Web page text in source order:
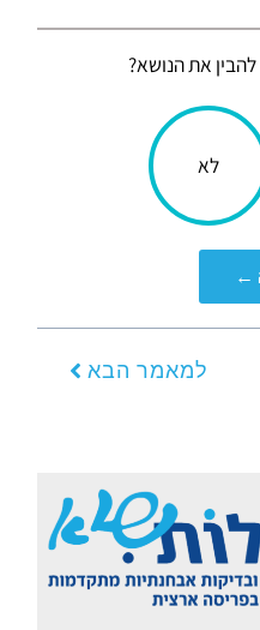
את הנושא?
לא
←
למאמר הבא